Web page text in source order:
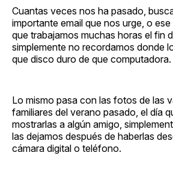
Cuantas veces nos ha pasado,
importante email que nos urge, o
que trabajamos muchas horas el fin
simplemente no recordamos donde
que disco duro de que computadora.
Lo mismo pasa con las fotos de las
familiares del verano pasado, el día
mostrarlas a algún amigo,
las dejamos después de haberlas
cámara digital o teléfono.